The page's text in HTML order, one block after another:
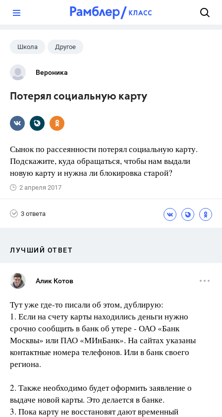
Школа Другое
Вероника
Потерял социальную карту
Сынок по рассеянности потерял социальную карту.
Подскажите, куда обращаться, чтобы нам выдали
новую карту и нужна ли блокировка старой?
2 апреля 2017
3 ответа
ЛУЧШИЙ ОТВЕТ
Алик Котов
Тут уже где-то писали об этом, дублирую:
1. Если на счету карты находились деньги нужно
срочно сообщить в банк об утере - ОАО «Банк
Москвы» или ПАО «МИнБанк». На сайтах указаны
контактные номера телефонов. Или в банк своего
региона.
2. Также необходимо будет оформить заявление о
выдаче новой карты. Это делается в банке.
3. Пока карту не восстановят дают временный